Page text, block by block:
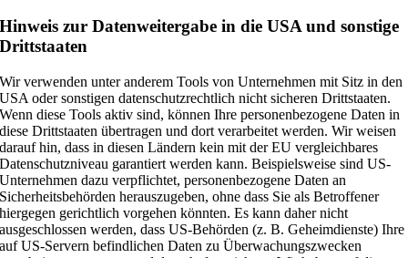
Hinweis zur Datenweitergabe in die USA und sonstige
Drittstaaten
Wir verwenden unter anderem Tools von Unternehmen mit Sitz in den
USA oder sonstigen datenschutzrechtlich nicht sicheren Drittstaaten.
Wenn diese Tools aktiv sind, können Ihre personenbezogene Daten in
diese Drittstaaten übertragen und dort verarbeitet werden. Wir weisen
darauf hin, dass in diesen Ländern kein mit der EU vergleichbares
Datenschutzniveau garantiert werden kann. Beispielsweise sind US-
Unternehmen dazu verpflichtet, personenbezogene Daten an
Sicherheitsbehörden herauszugeben, ohne dass Sie als Betroffener
hiergegen gerichtlich vorgehen könnten. Es kann daher nicht
ausgeschlossen werden, dass US-Behörden (z. B. Geheimdienste) Ihre
auf US-Servern befindlichen Daten zu Überwachungszwecken